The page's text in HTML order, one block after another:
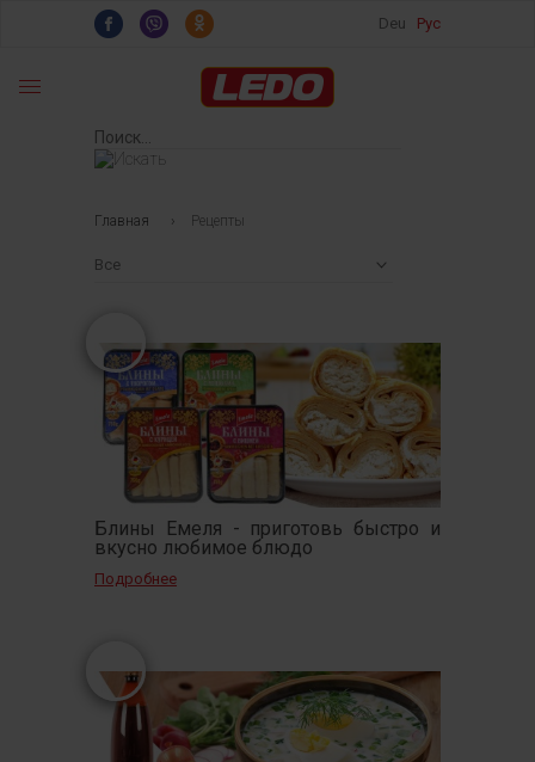
Deu Рус
Главная › Рецепты
Все
Блины Емеля - приготовь быстро и
вкусно любимое блюдо
Подробнее